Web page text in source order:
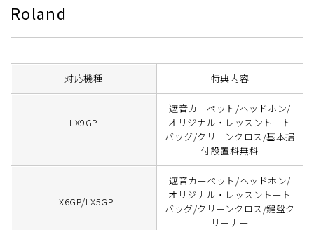
Roland
対応機種 特典内容
LX9GP
遮音カーペット/ヘッドホン/
オリジナル・レッスントート
バッグ/クリーンクロス/基本据
付設置料無料
LX6GP/LX5GP
遮音カーペット/ヘッドホン/
オリジナル・レッスントート
バッグ/クリーンクロス/鍵盤ク
リーナー